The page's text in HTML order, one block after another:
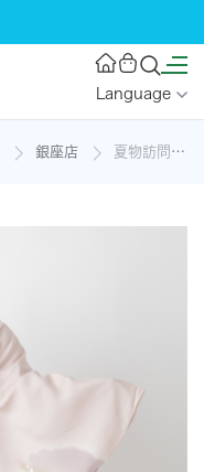
Language
銀座店 夏物訪問着[灰桜色・ぼかし雲取り]の着物レンタル